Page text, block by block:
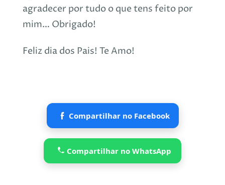
agradecer por tudo o que tens feito por
mim… Obrigado!
Feliz dia dos Pais! Te Amo!
Compartilhar no Facebook
Compartilhar no WhatsApp